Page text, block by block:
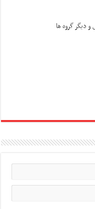
دیگر گروه ها